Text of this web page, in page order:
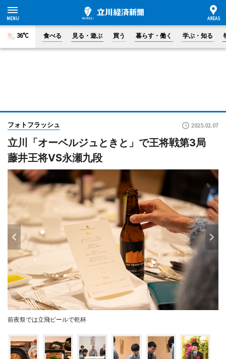
36°C 食べる 見る・遊ぶ 買う 暮らす・働く 学ぶ・知る
フォトフラッシュ 2025.02.07
立川「オーベルジュときと」で王将戦第3局
藤井王将VS永瀬九段
前夜祭では立飛ビールで乾杯